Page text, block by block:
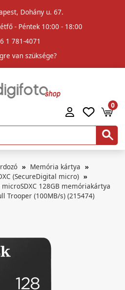
Dohány u. 67.
- Péntek 10:00 - 18:00
1 781-4071
van szüksége?
0
Memória kártya
(SecureDigital micro)
128GB memóriakártya
Trooper (100MB/s) (215474)